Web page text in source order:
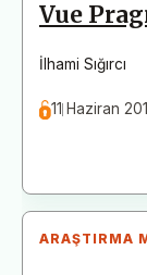
Vue
İlhami Sığırcı
11 Haziran
ARAŞTIRMA